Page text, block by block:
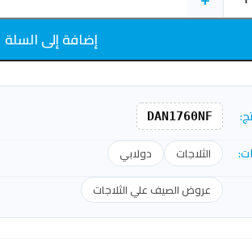
إضافة إلى السلة
DAN1760NF
الثلاجات دولابي
عروض الصيف علي الثلاجات